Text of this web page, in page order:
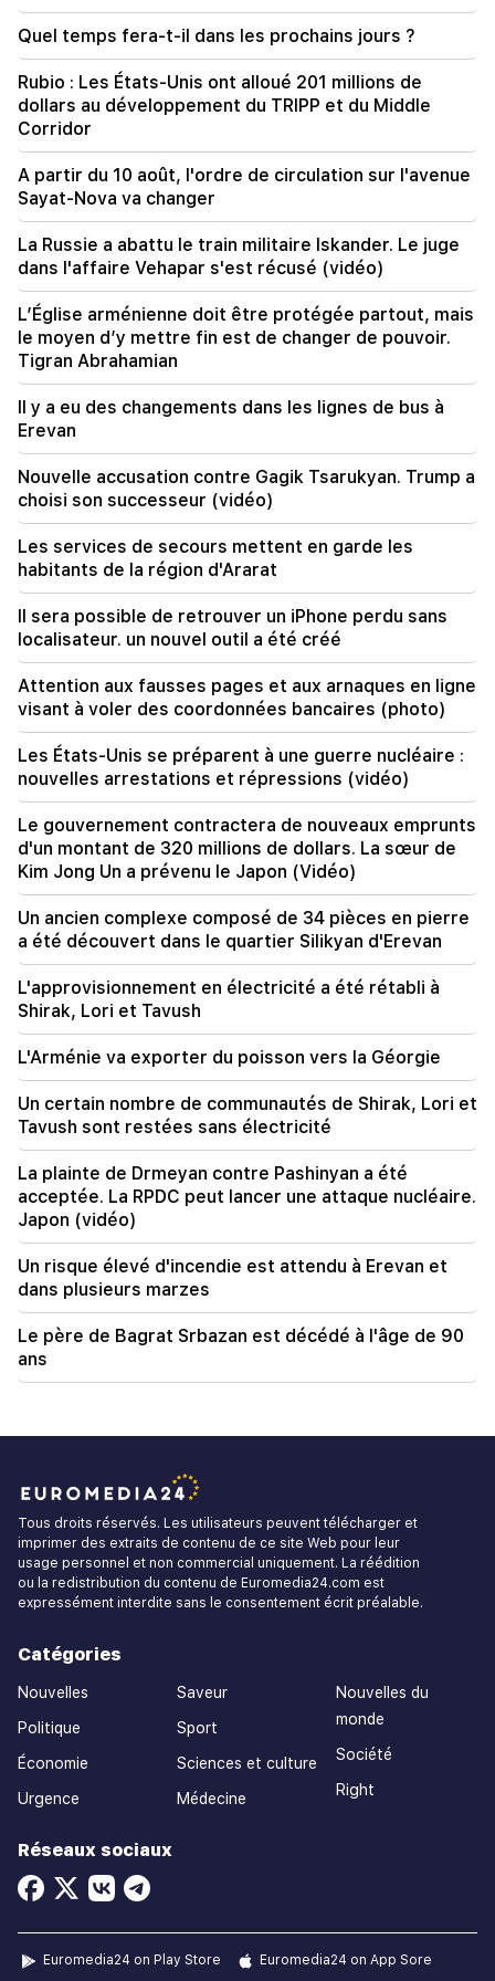
expérimentés (vidéo)
21:56
"Felon voulait un beignet de l'hôpital." Gor
Hakobyan a préparé de ses propres mains des
beignets pour son fils (vidéo)
21:19
TASS : des envoyés spéciaux américains
les 10 prochains jours
20:57
Les influenceurs seront condamnés à une
amende de 5 000 $ pour des publicités
politiques
20:38
Qui es-tu pour appeler le Catholicos du nom de
la piscine ? Amalyan (vidéo)
20:20
L'argent coulera comme une rivière. Ces trois
signes du zodiaque deviendront riches fin août
19:36
Un grand incendie dans l'un des immeubles de
grande hauteur de Sayat Nova. Les habitants ont
été évacués
19:34 Important
Le DDH juge irrecevable le rapport du CC
concernant Argam Abrahamyan
19:06
Recherché dans le cadre d'une procédure
pénale engagée
18:44
Rubio : Les États-Unis ont alloué 201 millions de
dollars au développement du TRIPP et du Middle
18:34
Je suis prêt à œuvrer au développement des
relations bilatérales. Mirzoyan, ministre chinois
des Affaires étrangères
Quel temps fera-t-il dans les prochains jours ?
Rubio : Les États-Unis ont alloué 201 millions de
dollars au développement du TRIPP et du Middle
Corridor
A partir du 10 août, l'ordre de circulation sur l'avenue
Sayat-Nova va changer
La Russie a abattu le train militaire Iskander. Le juge
dans l'affaire Vehapar s'est récusé (vidéo)
L’Église arménienne doit être protégée partout, mais
le moyen d’y mettre fin est de changer de pouvoir.
Tigran Abrahamian
Il y a eu des changements dans les lignes de bus à
Erevan
Nouvelle accusation contre Gagik Tsarukyan. Trump a
choisi son successeur (vidéo)
Les services de secours mettent en garde les
habitants de la région d'Ararat
Il sera possible de retrouver un iPhone perdu sans
localisateur. un nouvel outil a été créé
Attention aux fausses pages et aux arnaques en ligne
visant à voler des coordonnées bancaires (photo)
Les États-Unis se préparent à une guerre nucléaire :
nouvelles arrestations et répressions (vidéo)
Le gouvernement contractera de nouveaux emprunts
d'un montant de 320 millions de dollars. La sœur de
Kim Jong Un a prévenu le Japon (Vidéo)
Un ancien complexe composé de 34 pièces en pierre
a été découvert dans le quartier Silikyan d'Erevan
L'approvisionnement en électricité a été rétabli à
Shirak, Lori et Tavush
L'Arménie va exporter du poisson vers la Géorgie
Un certain nombre de communautés de Shirak, Lori et
Tavush sont restées sans électricité
La plainte de Drmeyan contre Pashinyan a été
acceptée. La RPDC peut lancer une attaque nucléaire.
Japon (vidéo)
Un risque élevé d'incendie est attendu à Erevan et
dans plusieurs marzes
Le père de Bagrat Srbazan est décédé à l'âge de 90
ans
Tous droits réservés. Les utilisateurs peuvent télécharger et
imprimer des extraits de contenu de ce site Web pour leur
usage personnel et non commercial uniquement. La réédition
ou la redistribution du contenu de Euromedia24.com est
expressément interdite sans le consentement écrit préalable.
Catégories
Nouvelles
Politique
Économie
Urgence
Saveur
Sport
Sciences et culture
Médecine
Nouvelles du
monde
Société
Right
Réseaux sociaux
Euromedia24 on Play Store Euromedia24 on App Sore